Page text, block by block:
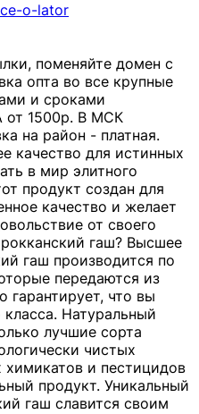
o-lator
поменяйте домен с
опта во все крупные
и сроками
от 1500р. В МСК
на район - платная.
качество для истинных
в мир элитного
продукт создан для
качество и желает
от своего
гаш? Высшее
гаш производится по
передаются из
гарантирует, что вы
Натуральный
лучшие сорта
чистых
и пестицидов
продукт. Уникальный
гаш славится своим